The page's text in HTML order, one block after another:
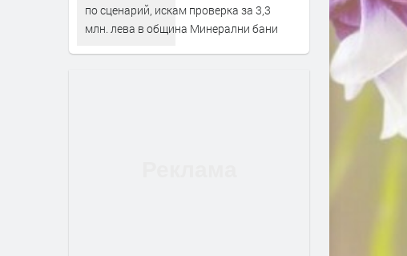
по сценарий, искам проверка за 3,3
млн. лева в община Минерални бани